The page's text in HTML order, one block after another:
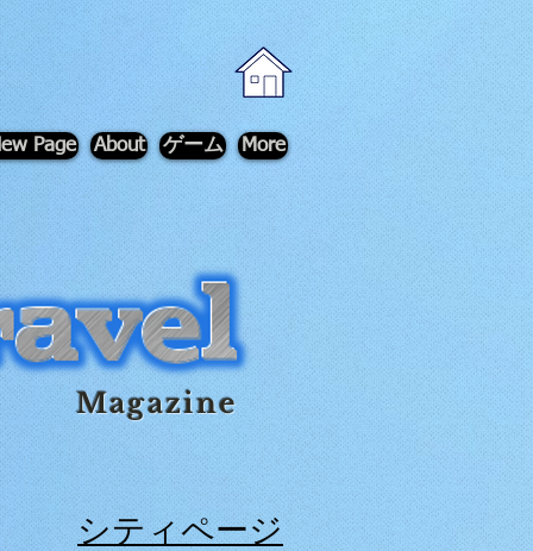
Page About ゲーム More
Magazine
シティページ